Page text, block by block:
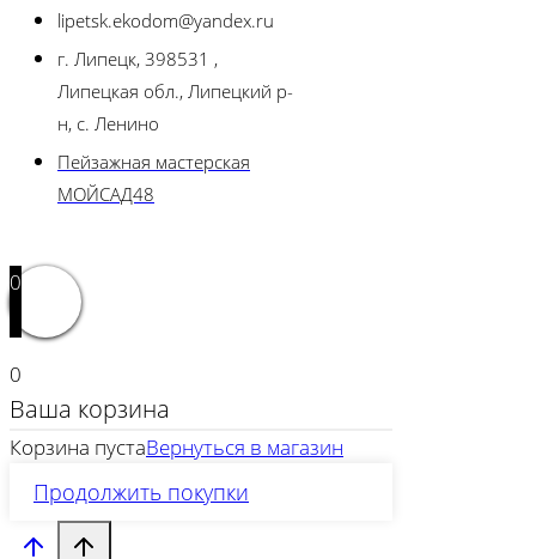
lipetsk.ekodom@yandex.ru
г. Липецк, 398531 ,
Липецкая обл., Липецкий р-
н, с. Ленино
Пейзажная мастерская
МОЙСАД48
0
0
Ваша корзина
Корзина пустаВернуться в магазин
Продолжить покупки